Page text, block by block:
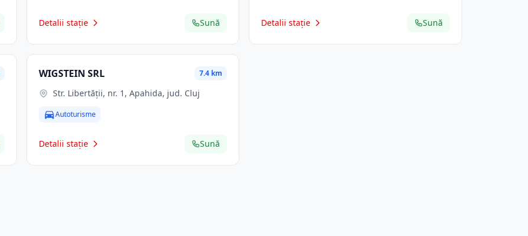
Detalii stație Sună Detalii stație Sună
WIGSTEIN SRL 7.4 km
Str. Libertăţii, nr. 1, Apahida, jud. Cluj
Autoturisme
Detalii stație Sună